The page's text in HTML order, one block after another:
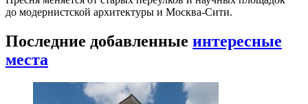
до модернистской архитектуры и Москва-Сити.
Последние добавленные интересные
места